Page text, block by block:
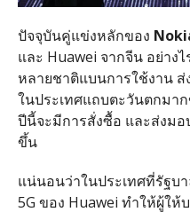
ปัจจุบันคู่แข่งหลักของ
และ Huawei จากจีน อย่าง
หลายชาติแบนการใช้งาน ส่
ในประเทศแถบตะวันตกมา
ปีนี้จะมีการสั่งซื้อ และส่งม
ขึ้น
แน่นอนว่าในประเทศที่รัฐ
5G ของ Huawei ทำให้ผู้ให้